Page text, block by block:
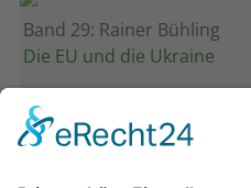
Band 29: Rainer Bühling
Die EU und die Ukraine
Band 28: Andrea Zeller
Eurorettung um jeden Preis?